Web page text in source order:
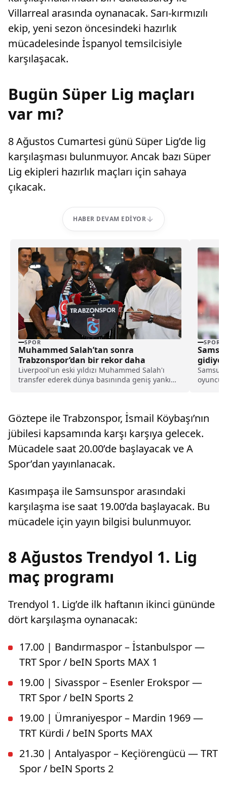
Villarreal arasında oynanacak. Sarı-kırmızılı
ekip, yeni sezon öncesindeki hazırlık
mücadelesinde İspanyol temsilcisiyle
karşılaşacak.
Bugün Süper Lig maçları
var mı?
8 Ağustos Cumartesi günü Süper Lig’de lig
karşılaşması bulunmuyor. Ancak bazı Süper
Lig ekipleri hazırlık maçları için sahaya
çıkacak.
HABER DEVAM EDIYOR
SPOR
Muhammed Salah’tan sonra
Trabzonspor’dan bir rekor daha
Liverpool'un eski yıldızı Muhammed Salah'ı
transfer ederek dünya basınında geniş yankı
açıkladı.
SPOR
gidiyor
Göztepe ile Trabzonspor, İsmail Köybaşı’nın
jübilesi kapsamında karşı karşıya gelecek.
Mücadele saat 20.00’de başlayacak ve A
Spor’dan yayınlanacak.
Kasımpaşa ile Samsunspor arasındaki
karşılaşma ise saat 19.00’da başlayacak. Bu
mücadele için yayın bilgisi bulunmuyor.
8 Ağustos Trendyol 1. Lig
maç programı
Trendyol 1. Lig’de ilk haftanın ikinci gününde
dört karşılaşma oynanacak:
17.00 | Bandırmaspor – İstanbulspor —
TRT Spor / beIN Sports MAX 1
19.00 | Sivasspor – Esenler Erokspor —
TRT Spor / beIN Sports 2
19.00 | Ümraniyespor – Mardin 1969 —
TRT Kürdi / beIN Sports MAX
21.30 | Antalyaspor – Keçiörengücü — TRT
Spor / beIN Sports 2